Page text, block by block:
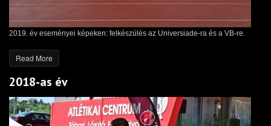
2019. év eseményei képeken: felkészülés az Universiade-ra és a VB-re.
Read More
2018-as év